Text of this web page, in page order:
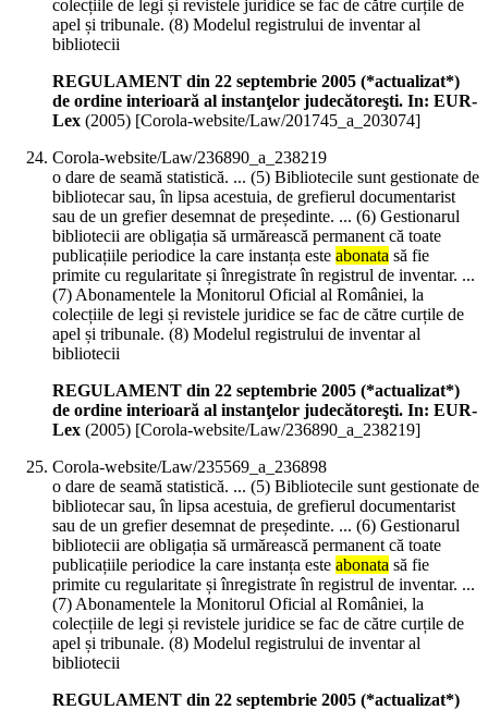
colecțiile de legi și revistele juridice se fac de către curțile de
apel și tribunale. (8) Modelul registrului de inventar al
bibliotecii
REGULAMENT din 22 septembrie 2005 (*actualizat*)
de ordine interioară al instanţelor judecătoreşti. In: EUR-
Lex (2005) [Corola-website/Law/201745_a_203074]
Corola-website/Law/236890_a_238219
o dare de seamă statistică. ... (5) Bibliotecile sunt gestionate de
bibliotecar sau, în lipsa acestuia, de grefierul documentarist
sau de un grefier desemnat de președinte. ... (6) Gestionarul
bibliotecii are obligația să urmărească permanent că toate
publicațiile periodice la care instanța este abonata să fie
primite cu regularitate și înregistrate în registrul de inventar. ...
(7) Abonamentele la Monitorul Oficial al României, la
colecțiile de legi și revistele juridice se fac de către curțile de
apel și tribunale. (8) Modelul registrului de inventar al
bibliotecii
REGULAMENT din 22 septembrie 2005 (*actualizat*)
de ordine interioară al instanţelor judecătoreşti. In: EUR-
Lex (2005) [Corola-website/Law/236890_a_238219]
Corola-website/Law/235569_a_236898
o dare de seamă statistică. ... (5) Bibliotecile sunt gestionate de
bibliotecar sau, în lipsa acestuia, de grefierul documentarist
sau de un grefier desemnat de președinte. ... (6) Gestionarul
bibliotecii are obligația să urmărească permanent că toate
publicațiile periodice la care instanța este abonata să fie
primite cu regularitate și înregistrate în registrul de inventar. ...
(7) Abonamentele la Monitorul Oficial al României, la
colecțiile de legi și revistele juridice se fac de către curțile de
apel și tribunale. (8) Modelul registrului de inventar al
bibliotecii
REGULAMENT din 22 septembrie 2005 (*actualizat*)